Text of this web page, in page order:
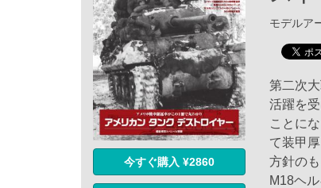
今すぐ購入 ¥2860
モデルア
第二次
活躍を
ことに
て装甲
方針の
M18ヘ